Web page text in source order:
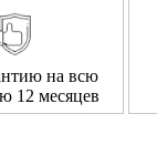
на всю
12 месяцев